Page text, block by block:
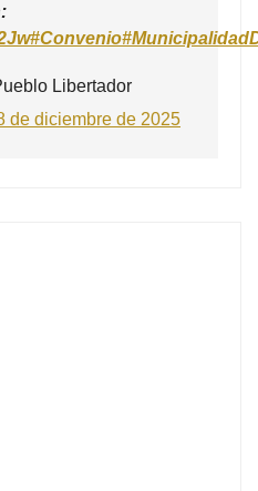
#Convenio
Libertador
de diciembre de 2025